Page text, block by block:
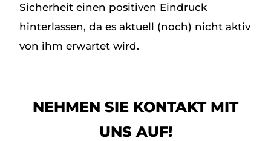
Sicherheit einen positiven Eindruck
hinterlassen, da es aktuell (noch) nicht aktiv
von ihm erwartet wird.
NEHMEN SIE KONTAKT MIT
UNS AUF!